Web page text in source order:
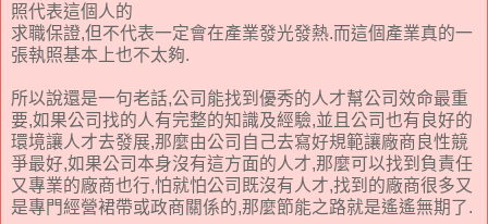
照代表這個人的
求職保證,但不代表一定會在產業發光發熱.而這個產業真的一
張執照基本上也不太夠.
所以說還是一句老話,公司能找到優秀的人才幫公司效命最重
要,如果公司找的人有完整的知識及經驗,並且公司也有良好的
環境讓人才去發展,那麼由公司自己去寫好規範讓廠商良性競
爭最好,如果公司本身沒有這方面的人才,那麼可以找到負責任
又專業的廠商也行,怕就怕公司既沒有人才,找到的廠商很多又
是專門經營裙帶或政商關係的,那麼節能之路就是遙遙無期了.